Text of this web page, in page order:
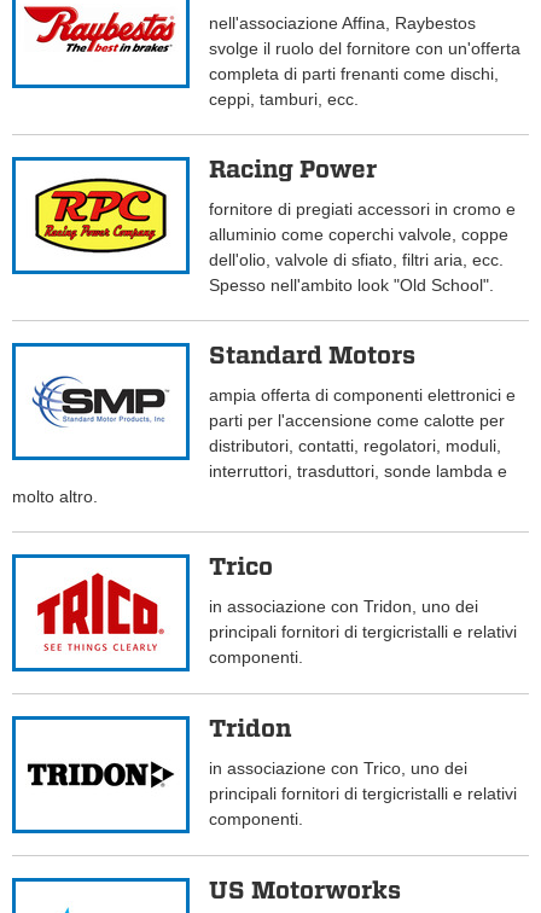
nell'associazione Affina, Raybestos
svolge il ruolo del fornitore con un'offerta
completa di parti frenanti come dischi,
ceppi, tamburi, ecc.
Racing Power
fornitore di pregiati accessori in cromo e
alluminio come coperchi valvole, coppe
dell'olio, valvole di sfiato, filtri aria, ecc.
Spesso nell'ambito look "Old School".
Standard Motors
ampia offerta di componenti elettronici e
parti per l'accensione come calotte per
distributori, contatti, regolatori, moduli,
interruttori, trasduttori, sonde lambda e
molto altro.
Trico
in associazione con Tridon, uno dei
principali fornitori di tergicristalli e relativi
componenti.
Tridon
in associazione con Trico, uno dei
principali fornitori di tergicristalli e relativi
componenti.
US Motorworks